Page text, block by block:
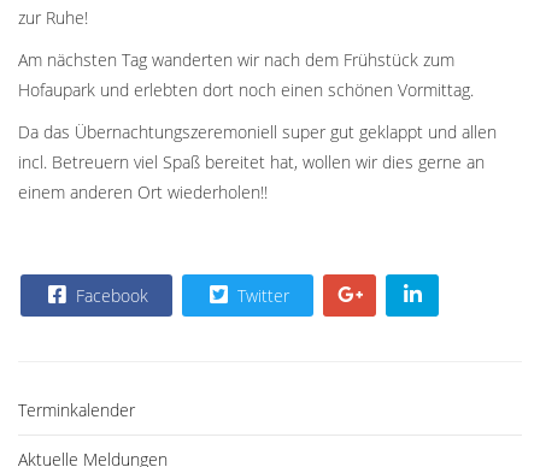
zur Ruhe!
Am nächsten Tag wanderten wir nach dem Frühstück zum
Hofaupark und erlebten dort noch einen schönen Vormittag.
Da das Übernachtungszeremoniell super gut geklappt und allen
incl. Betreuern viel Spaß bereitet hat, wollen wir dies gerne an
einem anderen Ort wiederholen!!
Facebook Twitter
Terminkalender
Aktuelle Meldungen